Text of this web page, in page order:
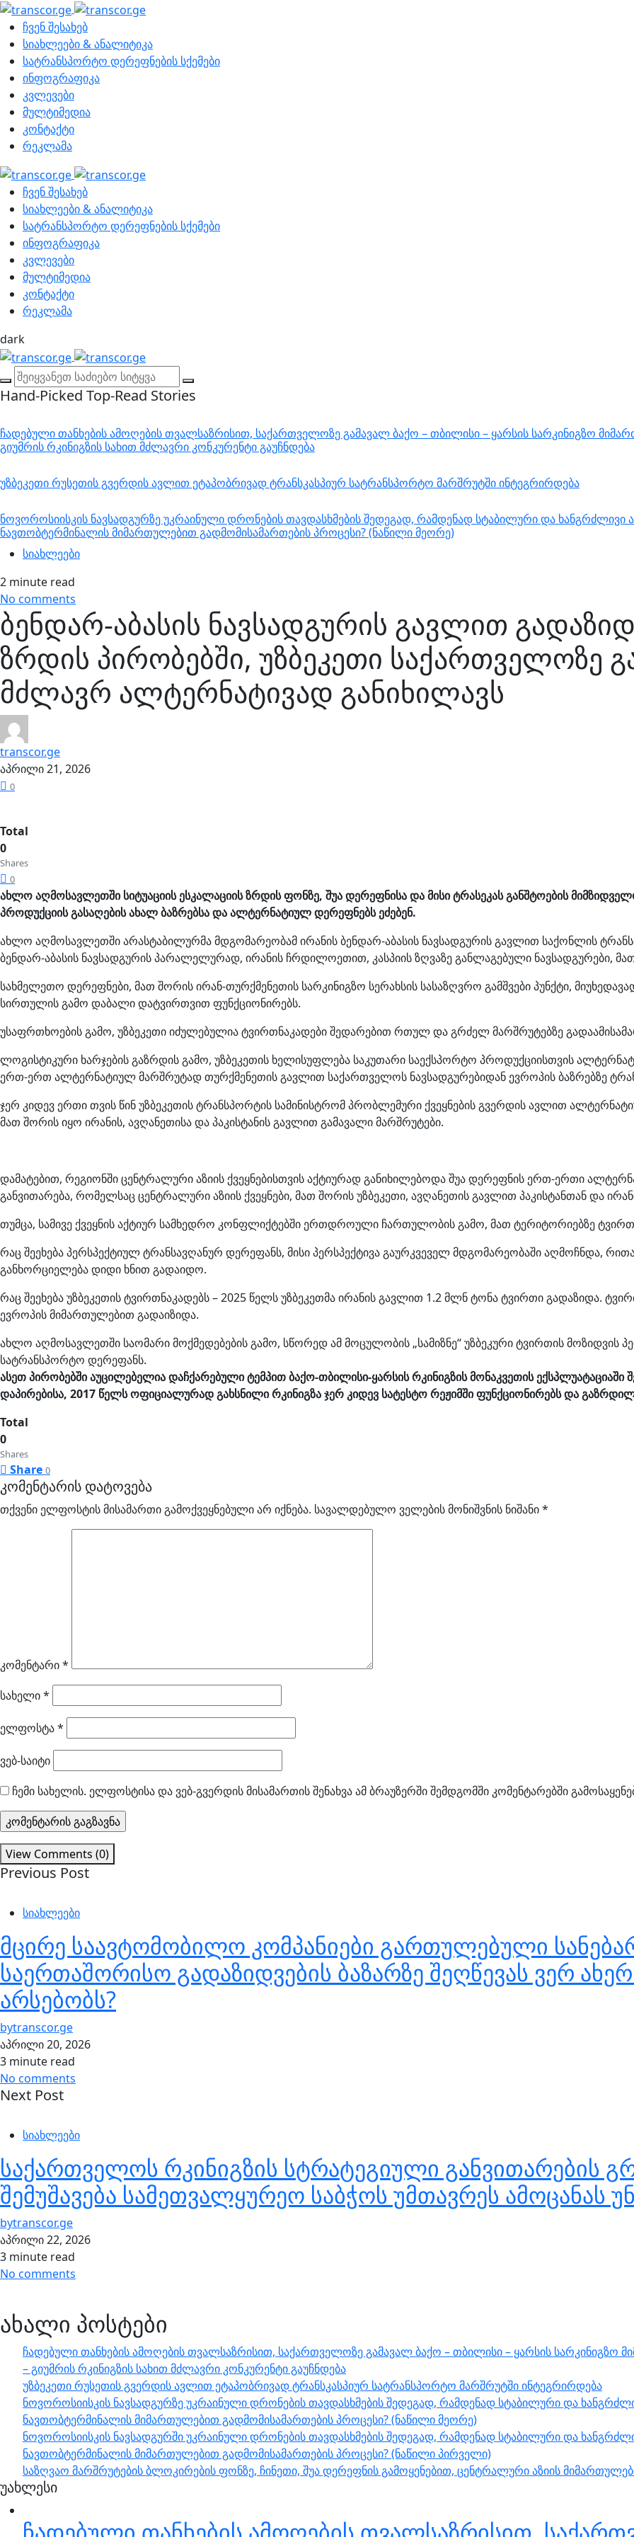
ჩვენ შესახებ
სიახლეები & ანალიტიკა
სატრანსპორტო დერეფნების სქემები
ინფოგრაფიკა
კვლევები
მულტიმედია
კონტაქტი
რეკლამა
ჩვენ შესახებ
სიახლეები & ანალიტიკა
სატრანსპორტო დერეფნების სქემები
ინფოგრაფიკა
კვლევები
მულტიმედია
კონტაქტი
რეკლამა
dark
Hand-Picked Top-Read Stories
ჩადებული თანხების ამოღების თვალსაზრისით, საქართველოზე გამავალ ბაქო – თბილისი – ყარსის სარკინიგზო
გიუმრის რკინიგზის სახით მძლავრი კონკურენტი გაუჩნდება
უზბეკეთი რუსეთის გვერდის ავლით ეტაპობრივად ტრანსკასპიურ სატრანსპორტო მარშრუტში ინტეგრირდება
ნოვოროსიისკის ნავსადგურზე უკრაინული დრონების თავდასხმების შედეგად, რამდენად სტაბილური და ხანგრძლივი
ნავთობტერმინალის მიმართულებით გადმომისამართების პროცესი? (ნაწილი მეორე)
სიახლეები
2 minute read
No comments
ბენდარ-აბასის ნავსადგურის გავლით
ზრდის პირობებში, უზბეკეთი საქართველოზე
მძლავრ ალტერნატივად განიხილავს
transcor.ge
აპრილი 21, 2026
0
Total
0
Shares
0
ახლო აღმოსავლეთში სიტუაციის ესკალაციის ზრდის ფონზე, შუა დერეფნისა და მისი ტრასეკას განშტოების
პროდუქციის გასაღების ახალ ბაზრებსა და ალტერნატიულ დერეფნებს ეძებენ.
ახლო აღმოსავლეთში არასტაბილურმა მდგომარეობამ ირანის ბენდარ-აბასის ნავსადგურის გავლით საქონლის
ბენდარ-აბასის ნავსადგურის პარალელურად, ირანის ჩრდილოეთით, კასპიის ზღვაზე განლაგებული ნავსადგურები,
სახმელეთო დერეფნები, მათ შორის ირან-თურქმენეთის სარკინიგზო სერახსის სასაზღვრო გამშვები პუნქტი,
სირთულის გამო დაბალი დატვირთვით ფუნქციონირებს.
უსაფრთხოების გამო, უზბეკეთი იძულებულია ტვირთნაკადები შედარებით რთულ და გრძელ მარშრუტებზე
ლოგისტიკური ხარჯების გაზრდის გამო, უზბეკეთის ხელისუფლება საკუთარი საექსპორტო პროდუქციისთვის
ერთ-ერთ ალტერნატიულ მარშრუტად თურქმენეთის გავლით საქართველოს ნავსადგურებიდან ევროპის ბაზრებზე
ჯერ კიდევ ერთი თვის წინ უზბეკეთის ტრანსპორტის სამინისტრომ პრობლემური ქვეყნების გვერდის ავლით
მათ შორის იყო ირანის, ავღანეთისა და პაკისტანის გავლით გამავალი მარშრუტები.
დამატებით, რეგიონში ცენტრალური აზიის ქვეყნებისთვის აქტიურად განიხილებოდა შუა დერეფნის ერთ-ერთი
განვითარება, რომელსაც ცენტრალური აზიის ქვეყნები, მათ შორის უზბეკეთი, ავღანეთის გავლით პაკისტანთან და
თუმცა, სამივე ქვეყნის აქტიურ სამხედრო კონფლიქტებში ერთდროული ჩართულობის გამო, მათ ტერიტორიებზე
რაც შეეხება პერსპექტიულ ტრანსავღანურ დერეფანს, მისი პერსპექტივა გაურკვეველ მდგომარეობაში აღმოჩნდა,
განხორციელება დიდი ხნით გადაიდო.
რაც შეეხება უზბეკეთის ტვირთნაკადებს – 2025 წელს უზბეკეთმა ირანის გავლით 1.2 მლნ ტონა ტვირთი გადაზიდა.
ევროპის მიმართულებით გადაიზიდა.
ახლო აღმოსავლეთში საომარი მოქმედებების გამო, სწორედ ამ მოცულობის „სამიზნე“ უზბეკური ტვირთის მოზიდვის
სატრანსპორტო დერეფანს.
ასეთ პირობებში აუცილებელია დაჩქარებული ტემპით ბაქო-თბილისი-ყარსის რკინიგზის მონაკვეთის
დაპირებისა, 2017 წელს ოფიციალურად გახსნილი რკინიგზა ჯერ კიდევ სატესტო რეჟიმში ფუნქციონირებს და
Total
0
Shares
Share 0
კომენტარის დატოვება
თქვენი ელფოსტის მისამართი გამოქვეყნებული არ იქნება. სავალდებულო ველების მონიშვნის ნიშანი*
კომენტარი*
სახელი*
ელფოსტა*
ვებ-საიტი
ჩემი სახელის. ელფოსტისა და ვებ-გვერდის მისამართის შენახვა ამ ბრაუზერში შემდგომში კომენტარებში
View Comments (0)
Previous Post
სიახლეები
მცირე საავტომობილო კომპანიები გართულებული
საერთაშორისო გადაზიდვების ბაზარზე შეღწევას ვერ
არსებობს?
bytranscor.ge
აპრილი 20, 2026
3 minute read
No comments
Next Post
სიახლეები
საქართველოს რკინიგზის სტრატეგიული განვითარების
შემუშავება სამეთვალყურეო საბჭოს უმთავრეს ამოცანას
bytranscor.ge
აპრილი 22, 2026
3 minute read
No comments
ახალი პოსტები
ჩადებული თანხების ამოღების თვალსაზრისით, საქართველოზე გამავალ ბაქო – თბილისი – ყარსის სარკინიგზო
– გიუმრის რკინიგზის სახით მძლავრი კონკურენტი გაუჩნდება
უზბეკეთი რუსეთის გვერდის ავლით ეტაპობრივად ტრანსკასპიურ სატრანსპორტო მარშრუტში ინტეგრირდება
ნოვოროსიისკის ნავსადგურზე უკრაინული დრონების თავდასხმების შედეგად, რამდენად სტაბილური და
ნავთობტერმინალის მიმართულებით გადმომისამართების პროცესი? (ნაწილი მეორე)
ნოვოროსიისკის ნავსადგურში უკრაინული დრონების თავდასხმების შედეგად, რამდენად სტაბილური და
ნავთობტერმინალის მიმართულებით გადმომისამართების პროცესი? (ნაწილი პირველი)
საზღვაო მარშრუტების ბლოკირების ფონზე, ჩინეთი, შუა დერეფნის გამოყენებით, ცენტრალური აზიის
უახლესი